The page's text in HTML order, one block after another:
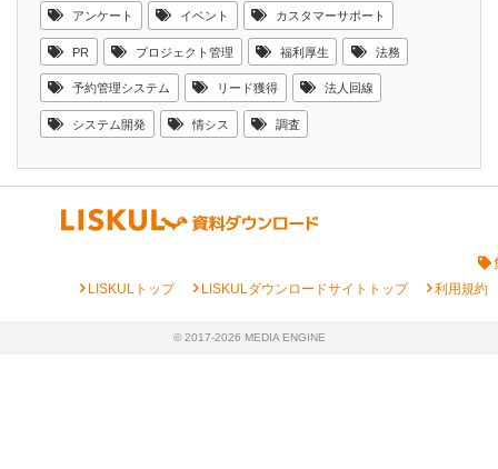
アンケート イベント カスタマーサポート
PR プロジェクト管理 福利厚生 法務
予約管理システム リード獲得 法人回線
システム開発 情シス 調査
chevron_rightLISKULトップ chevron_rightLISKULダウンロードサイトトップ chevron_right利用規約
© 2017-2026 MEDIA ENGINE